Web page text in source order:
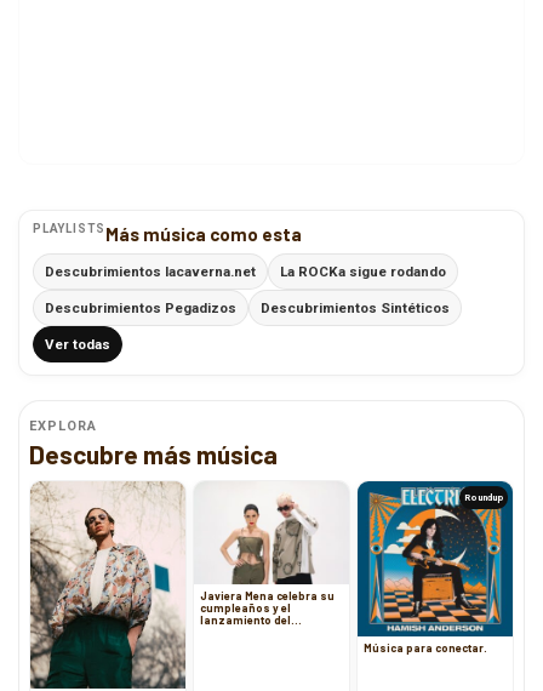
PLAYLISTS Más música como esta
Descubrimientos lacaverna.net La ROCKa sigue rodando
Descubrimientos Pegadizos Descubrimientos Sintéticos
Ver todas
EXPLORA
Descubre más música
Javiera Mena celebra su
cumpleaños y el
lanzamiento del
Roundup
Música para conectar.